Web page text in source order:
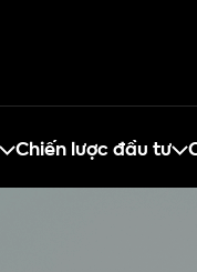
Chiến lược đầu tư